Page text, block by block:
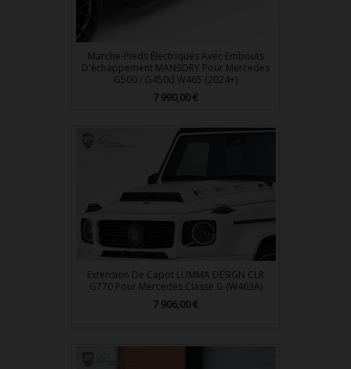
Marche-Pieds Électriques Avec Embouts
D'échappement MANSORY Pour Mercedes
G500 / G450d W465 (2024+)
Prix
7 990,00 €
Extension De Capot LUMMA DESIGN CLR
G770 Pour Mercedes Classe G (W463A)
Prix
7 906,00 €